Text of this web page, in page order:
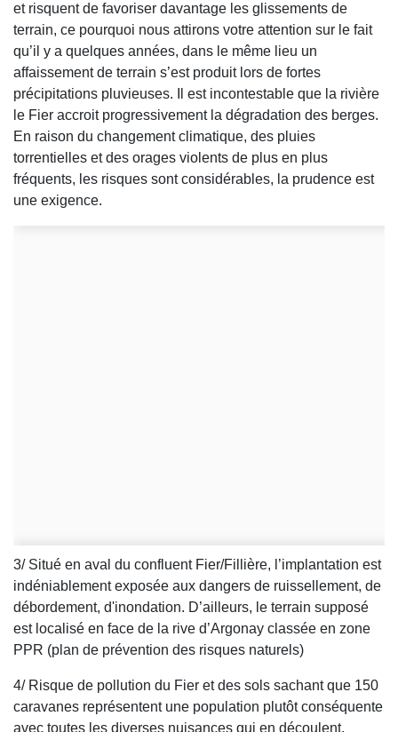
et risquent de favoriser davantage les glissements de
terrain, ce pourquoi nous attirons votre attention sur le fait
qu’il y a quelques années, dans le même lieu un
affaissement de terrain s’est produit lors de fortes
précipitations pluvieuses. Il est incontestable que la rivière
le Fier accroit progressivement la dégradation des berges.
En raison du changement climatique, des pluies
torrentielles et des orages violents de plus en plus
fréquents, les risques sont considérables, la prudence est
une exigence.
3/ Situé en aval du confluent Fier/Fillière, l’implantation est
indéniablement exposée aux dangers de ruissellement, de
débordement, d'inondation. D’ailleurs, le terrain supposé
est localisé en face de la rive d’Argonay classée en zone
PPR (plan de prévention des risques naturels)
4/ Risque de pollution du Fier et des sols sachant que 150
caravanes représentent une population plutôt conséquente
avec toutes les diverses nuisances qui en découlent.